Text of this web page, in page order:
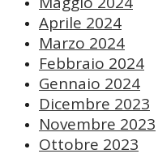
Aprile 2024
Marzo 2024
Febbraio 2024
Gennaio 2024
Dicembre 2023
Novembre 2023
Ottobre 2023